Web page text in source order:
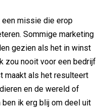
een missie die erop
Sommige marketing
gezien als het in winst
zou nooit voor een bedrijf
maakt als het resulteert
en de wereld of
ik erg blij om deel uit